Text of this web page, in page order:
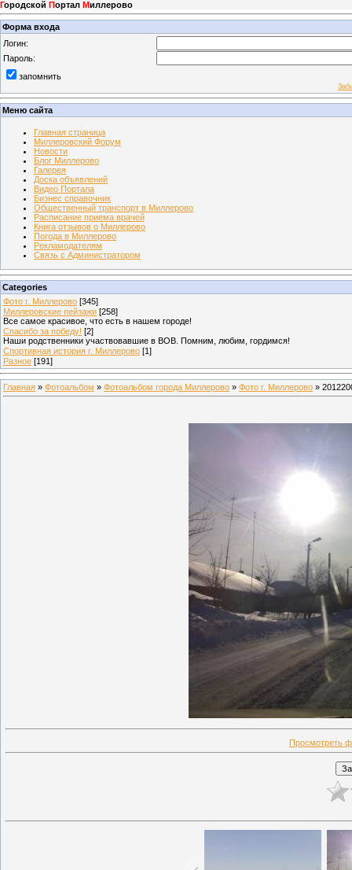
Городской Портал Миллерово
Форма входа
Логин:
Пароль:
запомнить
Меню сайта
Главная страница
Миллеровский Форум
Новости
Блог Миллерово
Галерея
Доска объявлений
Видео Портала
Бизнес справочник
Общественный транспорт в Миллерово
Расписание приема врачей
Книга отзывов о Миллерово
Погода в Миллерово
Рекламодателям
Связь с Администратором
Categories
Фото г. Миллерово [345]
Миллеровские пейзажи [258]
Все самое красивое, что есть в нашем городе!
Спасибо за победу! [2]
Наши родственники участвовавшие в ВОВ. Помним, любим, гордимся!
Спортивная история г. Миллерово [1]
Разное [191]
Главная » Фотоальбом » Фотоальбом города Миллерово » Фото г. Миллерово »
Просмотреть